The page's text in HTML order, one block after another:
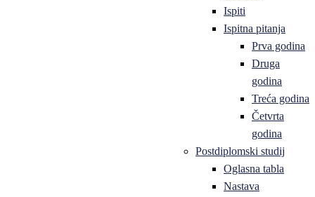
Ispiti
Ispitna pitanja
Prva godina
Druga
godina
Treća godina
Četvrta
godina
Postdiplomski studij
Oglasna tabla
Nastava